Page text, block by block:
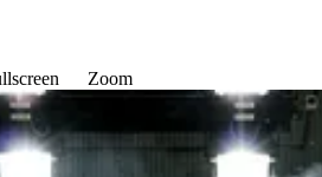
Zoom